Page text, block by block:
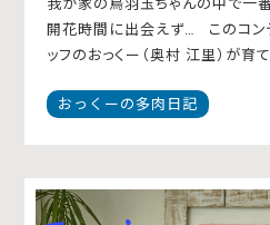
我が家の烏羽玉ちゃんの中で一
開花時間に出会えず… このコン
ッフのおっくー（奥村 江里）が育
おっくーの多肉日記